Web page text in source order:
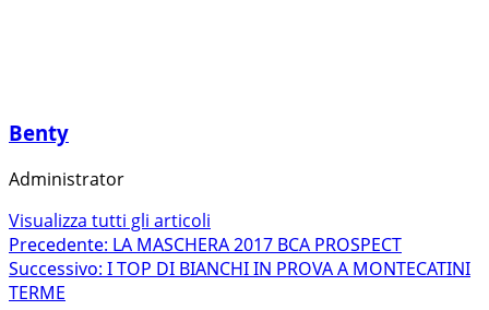
Benty
Administrator
Visualizza tutti gli articoli
Navigazione
articolo
Precedente: LA MASCHERA 2017 BCA PROSPECT
Successivo: I TOP DI BIANCHI IN PROVA A MONTECATINI
TERME